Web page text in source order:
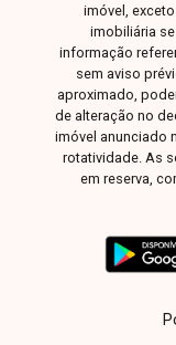
imóvel,
imobiliária
informação
sem aviso
aproximado,
de alteração no
imóvel anunciado
rotatividade. As
em reserva,